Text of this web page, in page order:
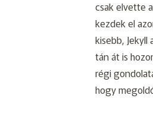
csak elvette
kezdek el
kisebb,
tán át is
régi
hogy